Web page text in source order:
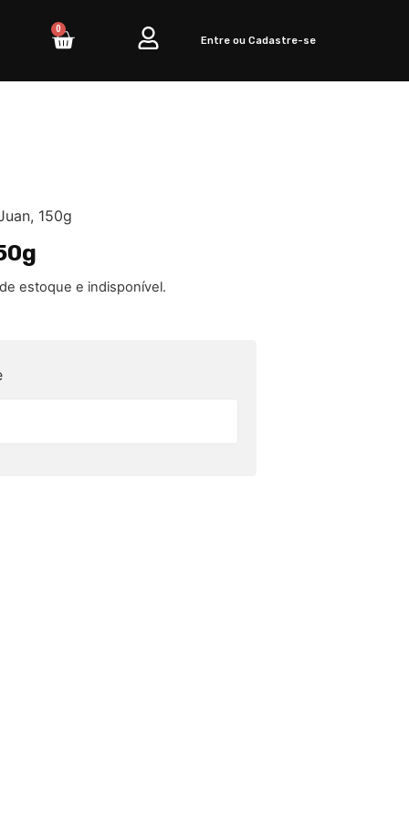
Entre ou Cadastre-se
0
150g
estoque e indisponível.